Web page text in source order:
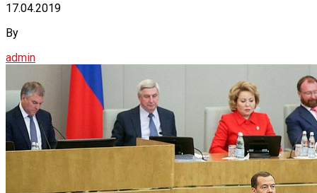
17.04.2019
By
admin